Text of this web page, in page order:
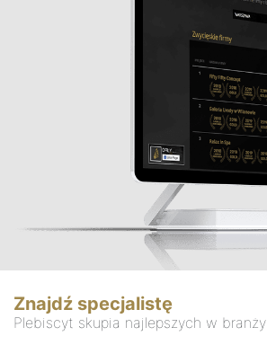
Znajdź specjalistę
Plebiscyt skupia najlepszych w branży